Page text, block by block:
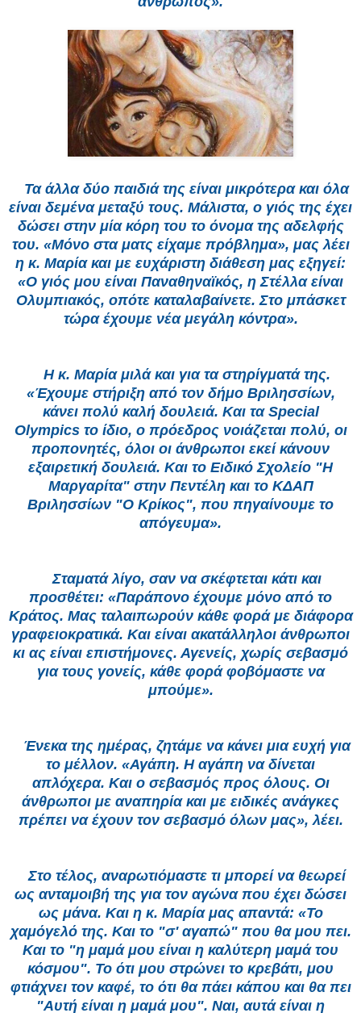
Τα άλλα δύο παιδιά της είναι μικρότερα και όλα
είναι δεμένα μεταξύ τους. Μάλιστα, ο γιός της έχει
δώσει στην μία κόρη του το όνομα της αδελφής
του. «Μόνο στα ματς είχαμε πρόβλημα», μας λέει
η κ. Μαρία και με ευχάριστη διάθεση μας εξηγεί:
«Ο γιός μου είναι Παναθηναϊκός, η Στέλλα είναι
Ολυμπιακός, οπότε καταλαβαίνετε. Στο μπάσκετ
τώρα έχουμε νέα μεγάλη κόντρα».
Η κ. Μαρία μιλά και για τα στηρίγματά της.
«Έχουμε στήριξη από τον δήμο Βριλησσίων,
κάνει πολύ καλή δουλειά. Και τα Special
Olympics το ίδιο, ο πρόεδρος νοιάζεται πολύ, οι
προπονητές, όλοι οι άνθρωποι εκεί κάνουν
εξαιρετική δουλειά. Και το Ειδικό Σχολείο "Η
Μαργαρίτα" στην Πεντέλη και το ΚΔΑΠ
Βριλησσίων "Ο Κρίκος", που πηγαίνουμε το
απόγευμα».
Σταματά λίγο, σαν να σκέφτεται κάτι και
προσθέτει: «Παράπονο έχουμε μόνο από το
Κράτος. Μας ταλαιπωρούν κάθε φορά με διάφορα
γραφειοκρατικά. Και είναι ακατάλληλοι άνθρωποι
κι ας είναι επιστήμονες. Αγενείς, χωρίς σεβασμό
για τους γονείς, κάθε φορά φοβόμαστε να
μπούμε».
Ένεκα της ημέρας, ζητάμε να κάνει μια ευχή για
το μέλλον. «Αγάπη. Η αγάπη να δίνεται
απλόχερα. Και ο σεβασμός προς όλους. Οι
άνθρωποι με αναπηρία και με ειδικές ανάγκες
πρέπει να έχουν τον σεβασμό όλων μας», λέει.
Στο τέλος, αναρωτιόμαστε τι μπορεί να θεωρεί
ως ανταμοιβή της για τον αγώνα που έχει δώσει
ως μάνα. Και η κ. Μαρία μας απαντά: «Το
χαμόγελό της. Και το "σ' αγαπώ" που θα μου πει.
Και το "η μαμά μου είναι η καλύτερη μαμά του
κόσμου". Το ότι μου στρώνει το κρεβάτι, μου
φτιάχνει τον καφέ, το ότι θα πάει κάπου και θα πει
"Αυτή είναι η μαμά μου". Ναι, αυτά είναι η